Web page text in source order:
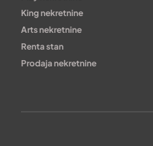
King nekretnine
Arts nekretnine
Renta stan
Prodaja nekretnine